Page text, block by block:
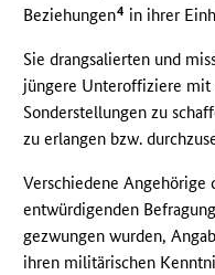
Beziehungen4 in ihrer
Sie drangsalierten und
jüngere Unteroffiziere
Sonderstellungen zu
zu erlangen bzw.
Verschiedene Angehörige
entwürdigenden
gezwungen wurden,
ihren militärischen